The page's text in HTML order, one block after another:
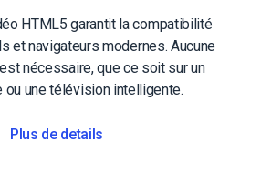
HTML5 garantit la compatibilité
et navigateurs modernes. Aucune
nécessaire, que ce soit sur un
ou une télévision intelligente.
Plus de details